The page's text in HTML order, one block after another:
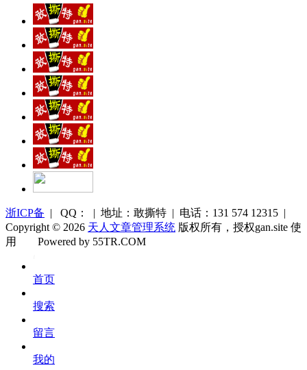
浙ICP备 | QQ： | 地址：敢撕特 | 电话：131 574 12315 |
Copyright © 2026 天人文章管理系统 版权所有，授权gan.site 使
用
库
Powered by 55TR.COM
首页
搜索
留言
我的